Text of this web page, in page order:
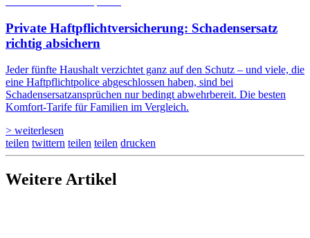
Private Haftpflicht­versicherung: Schadensersatz
richtig absichern
Jeder fünfte Haushalt verzichtet ganz auf den Schutz – und viele, die
eine Haftpflichtpolice abgeschlossen haben, sind bei
Schadensersatzansprüchen nur bedingt abwehrbereit. Die besten
Komfort-Tarife für Familien im Vergleich.
> weiterlesen
teilen twittern teilen teilen drucken
Weitere Artikel